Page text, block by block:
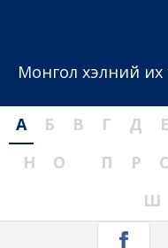
Монгол хэлний их
А Б В Г Д Е
Н
О П Р С
Ш